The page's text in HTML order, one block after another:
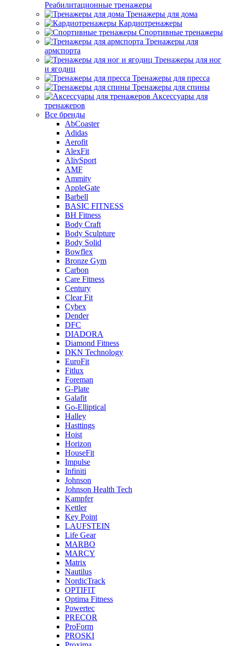
Реабилитационные тренажеры
Тренажеры для дома
Кардиотренажеры
Спортивные тренажеры
Тренажеры для
армспорта
Тренажеры для ног
и ягодиц
Тренажеры для пресса
Тренажеры для спины
Аксессуары для
тренажеров
Все бренды
AbCoaster
Adidas
Aerofit
AlexFit
AlivSport
AMF
Ammity
AppleGate
Barbell
BASIC FITNESS
BH Fitness
Body Craft
Body Sculpture
Body Solid
Bowflex
Bronze Gym
Carbon
Care Fitness
Century
Clear Fit
Cybex
Dender
DFC
DIADORA
Diamond Fitness
DKN Technology
EuroFit
Fitlux
Foreman
G-Plate
Galafit
Go-Elliptical
Halley
Hasttings
Hoist
Horizon
HouseFit
Impulse
Infiniti
Johnson
Johnson Health Tech
Kampfer
Kettler
Key Point
LAUFSTEIN
Life Gear
MARBO
MARCY
Matrix
Nautilus
NordicTrack
OPTIFIT
Optima Fitness
Powertec
PRECOR
ProForm
PROSKI